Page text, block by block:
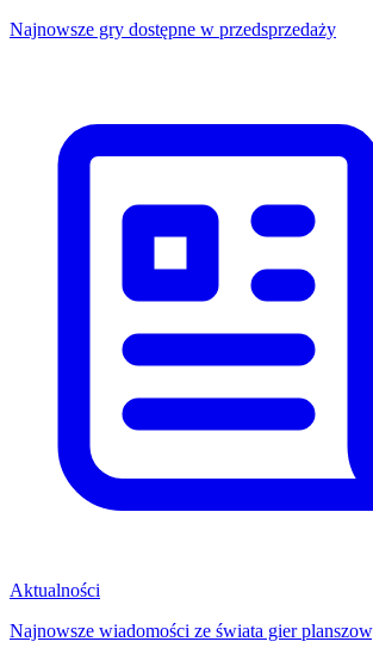
Najnowsze gry dostępne w przedsprzedaży
Aktualności
Najnowsze wiadomości ze świata gier